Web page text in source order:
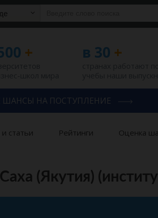
+ в 30 +
ШАНСЫ НА ПОСТУПЛЕНИЕ
статьи Рейтинги Оценка
(Якутия)